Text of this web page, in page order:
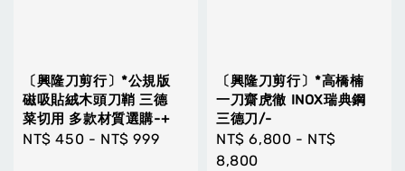
〔興隆刀剪行〕*公規版
磁吸貼絨木頭刀鞘 三德
菜切用 多款材質選購-+
Regular
NT$ 450 - NT$ 999
〔興隆刀剪行〕*高橋楠
一刀齋虎徹 INOX瑞典鋼
三德刀/-
Regular
price
NT$ 6,800 - NT$
8,800